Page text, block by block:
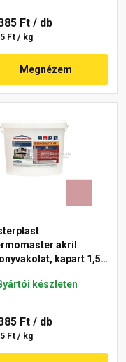
Ft / db
Ft / kg
Megnézem
akril
kapart 1,5
készleten
Ft / db
Ft / kg